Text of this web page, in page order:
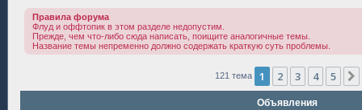
Правила форума
Флуд и оффтопик в этом разделе недопустим.
Прежде, чем что-либо сюда написать, поищите аналогичные темы.
Название темы непременно должно содержать краткую суть проблемы.
121 тема 1 2 3 4 5
Объявления